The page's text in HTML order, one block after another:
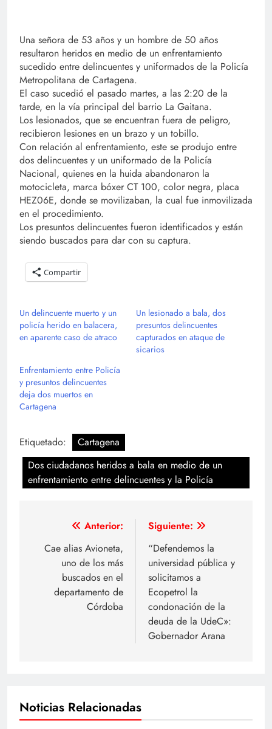
Una señora de 53 años y un hombre de 50 años
resultaron heridos en medio de un enfrentamiento
sucedido entre delincuentes y uniformados de la Policía
Metropolitana de Cartagena.
El caso sucedió el pasado martes, a las 2:20 de la
tarde, en la vía principal del barrio La Gaitana.
Los lesionados, que se encuentran fuera de peligro,
recibieron lesiones en un brazo y un tobillo.
Con relación al enfrentamiento, este se produjo entre
dos delincuentes y un uniformado de la Policía
Nacional, quienes en la huida abandonaron la
motocicleta, marca bóxer CT 100, color negra, placa
HEZ06E, donde se movilizaban, la cual fue inmovilizada
en el procedimiento.
Los presuntos delincuentes fueron identificados y están
siendo buscados para dar con su captura.
Compartir
Un delincuente muerto y un
policía herido en balacera,
en aparente caso de atraco
Un lesionado a bala, dos
presuntos delincuentes
capturados en ataque de
sicarios
Enfrentamiento entre Policía
y presuntos delincuentes
deja dos muertos en
Cartagena
Etiquetado:
Cartagena
Dos ciudadanos heridos a bala en medio de un
enfrentamiento entre delincuentes y la Policía
Navegación
de
entradas
Anterior:
Cae alias Avioneta,
uno de los más
buscados en el
departamento de
Córdoba
Siguiente:
“Defendemos la
universidad pública y
solicitamos a
Ecopetrol la
condonación de la
deuda de la UdeC»:
Gobernador Arana
Noticias Relacionadas